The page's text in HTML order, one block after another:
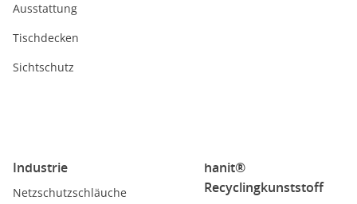
Ausstattung
Tischdecken
Sichtschutz
Industrie
Netzschutzschläuche
hanit®
Recyclingkunststoff